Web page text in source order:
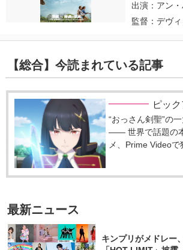
出演：アン
監督：デヴ
【総合】今読まれている記事
ピッ
“おっさん剣聖”の
―― 世界で話題の
メ、Prime Videoで
最新ニュース
キンプリがメドレー